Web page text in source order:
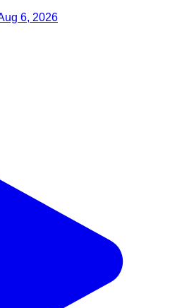
6, 2026